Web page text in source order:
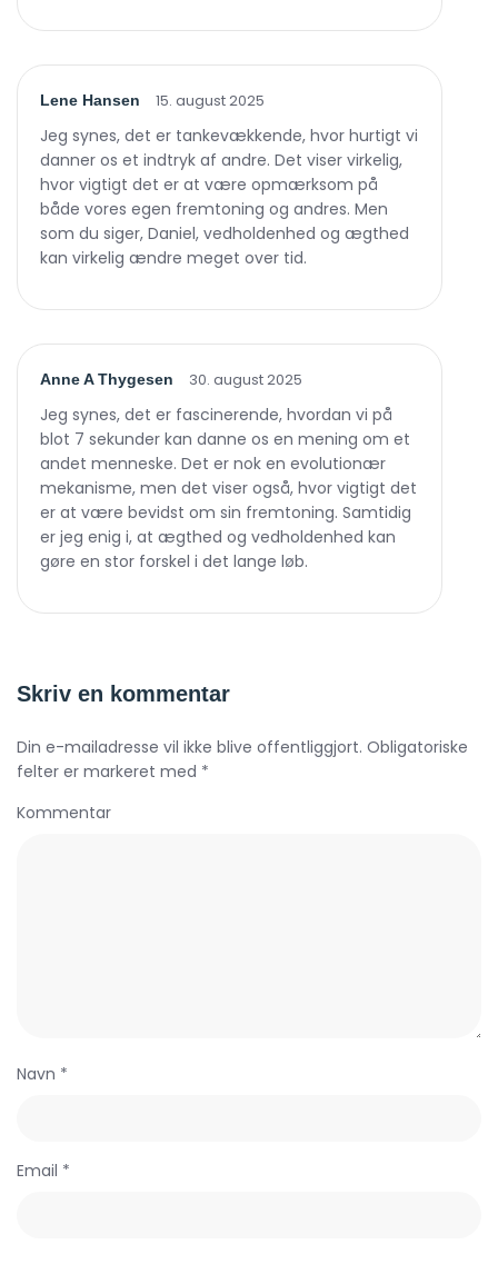
Lene Hansen 15. august 2025
Jeg synes, det er tankevækkende, hvor hurtigt vi
danner os et indtryk af andre. Det viser virkelig,
hvor vigtigt det er at være opmærksom på
både vores egen fremtoning og andres. Men
som du siger, Daniel, vedholdenhed og ægthed
kan virkelig ændre meget over tid.
Anne A Thygesen 30. august 2025
Jeg synes, det er fascinerende, hvordan vi på
blot 7 sekunder kan danne os en mening om et
andet menneske. Det er nok en evolutionær
mekanisme, men det viser også, hvor vigtigt det
er at være bevidst om sin fremtoning. Samtidig
er jeg enig i, at ægthed og vedholdenhed kan
gøre en stor forskel i det lange løb.
Skriv en kommentar
Din e-mailadresse vil ikke blive offentliggjort. Obligatoriske
felter er markeret med *
Kommentar
Navn *
Email *